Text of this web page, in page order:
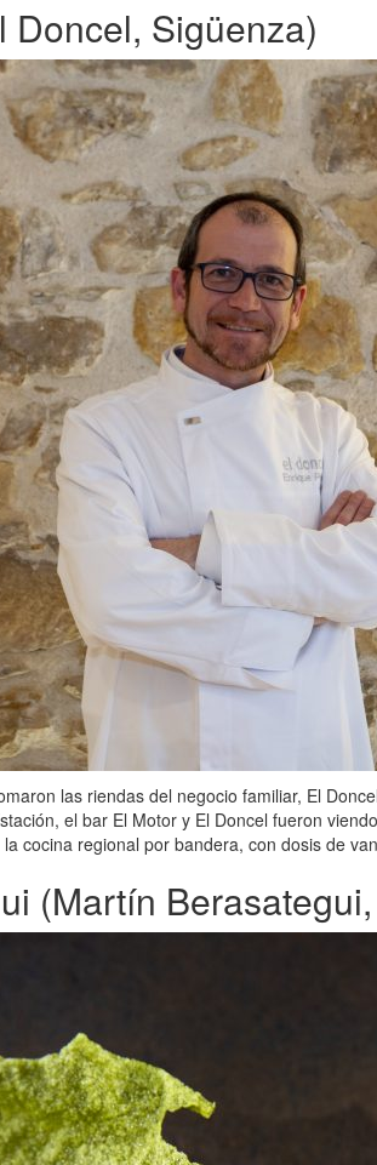
Doncel, Sigüenza)
las riendas del negocio familiar, El
el bar El Motor y El Doncel fueron
cocina regional por bandera, con dosis de
(Martín